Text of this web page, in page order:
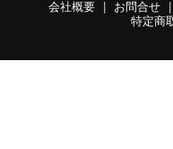
会社概要 お問合せ
特定商